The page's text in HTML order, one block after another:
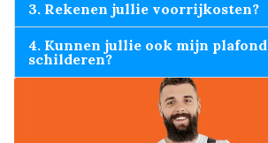
3. Rekenen jullie voorrijkosten?
4. Kunnen jullie ook mijn plafond
schilderen?